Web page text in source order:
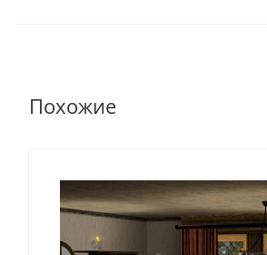
Похожие